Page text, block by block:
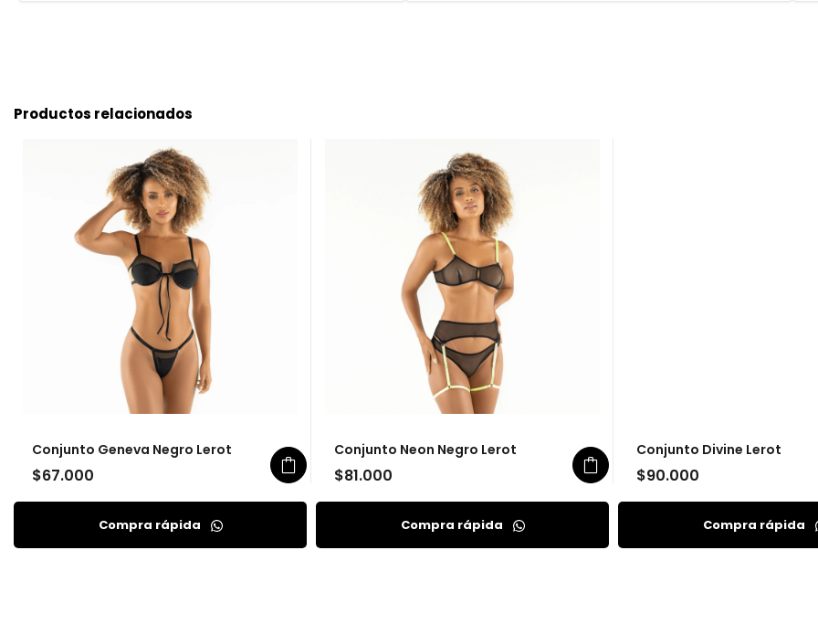
Productos relacionados
Conjunto Geneva Negro Lerot
$67.000
Compra rápida
Conjunto Neon Negro Lerot
$81.000
Compra rápida